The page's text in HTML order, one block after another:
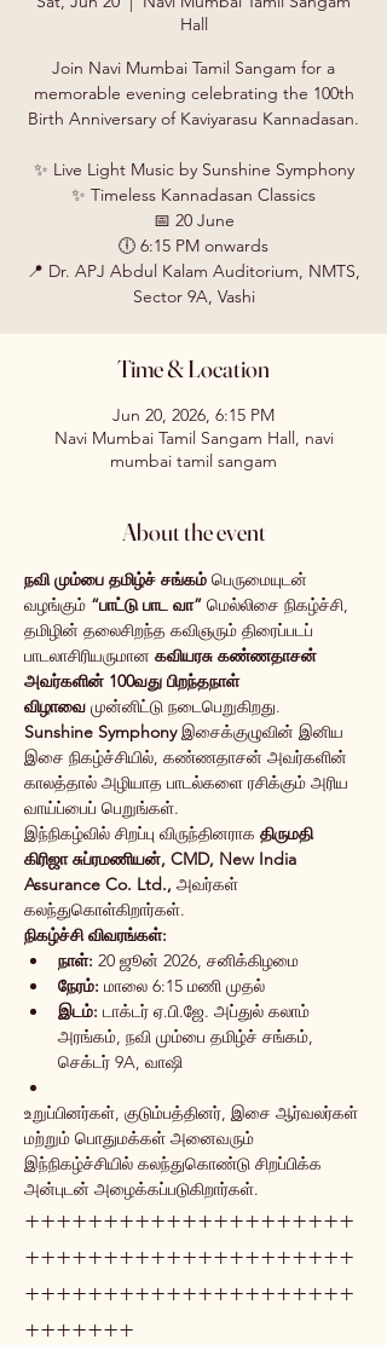
Hall
Join Navi Mumbai Tamil Sangam for a
memorable evening celebrating the 100th
Birth Anniversary of Kaviyarasu Kannadasan.
✨ Live Light Music by Sunshine Symphony
✨ Timeless Kannadasan Classics
📅 20 June
🕕 6:15 PM onwards
📍 Dr. APJ Abdul Kalam Auditorium, NMTS,
Sector 9A, Vashi
Time & Location
Jun 20, 2026, 6:15 PM
Navi Mumbai Tamil Sangam Hall, navi
mumbai tamil sangam
About the event
நவி மும்பை தமிழ்ச் சங்கம் பெருமையுடன்
வழங்கும் “பாட்டு பாட வா” மெல்லிசை நிகழ்ச்சி,
தமிழின் தலைசிறந்த கவிஞரும் திரைப்படப்
பாடலாசிரியருமான கவியரசு கண்ணதாசன்
அவர்களின் 100வது பிறந்தநாள்
விழாவை முன்னிட்டு நடைபெறுகிறது.
Sunshine Symphony இசைக்குழுவின் இனிய
இசை நிகழ்ச்சியில், கண்ணதாசன் அவர்களின்
காலத்தால் அழியாத பாடல்களை ரசிக்கும் அரிய
வாய்ப்பைப் பெறுங்கள்.
இந்நிகழ்வில் சிறப்பு விருந்தினராக திருமதி
கிரிஜா சுப்ரமணியன், CMD, New India
Assurance Co. Ltd., அவர்கள்
கலந்துகொள்கிறார்கள்.
நிகழ்ச்சி விவரங்கள்:
நாள்: 20 ஜூன் 2026, சனிக்கிழமை
நேரம்: மாலை 6:15 மணி முதல்
இடம்: டாக்டர் ஏ.பி.ஜே. அப்துல் கலாம்
அரங்கம், நவி மும்பை தமிழ்ச் சங்கம்,
செக்டர் 9A, வாஷி
உறுப்பினர்கள், குடும்பத்தினர், இசை ஆர்வலர்கள்
மற்றும் பொதுமக்கள் அனைவரும்
இந்நிகழ்ச்சியில் கலந்துகொண்டு சிறப்பிக்க
அன்புடன் அழைக்கப்படுகிறார்கள்.
+++++++++++++++++++++
+++++++++++++++++++++
+++++++++++++++++++++
+++++++